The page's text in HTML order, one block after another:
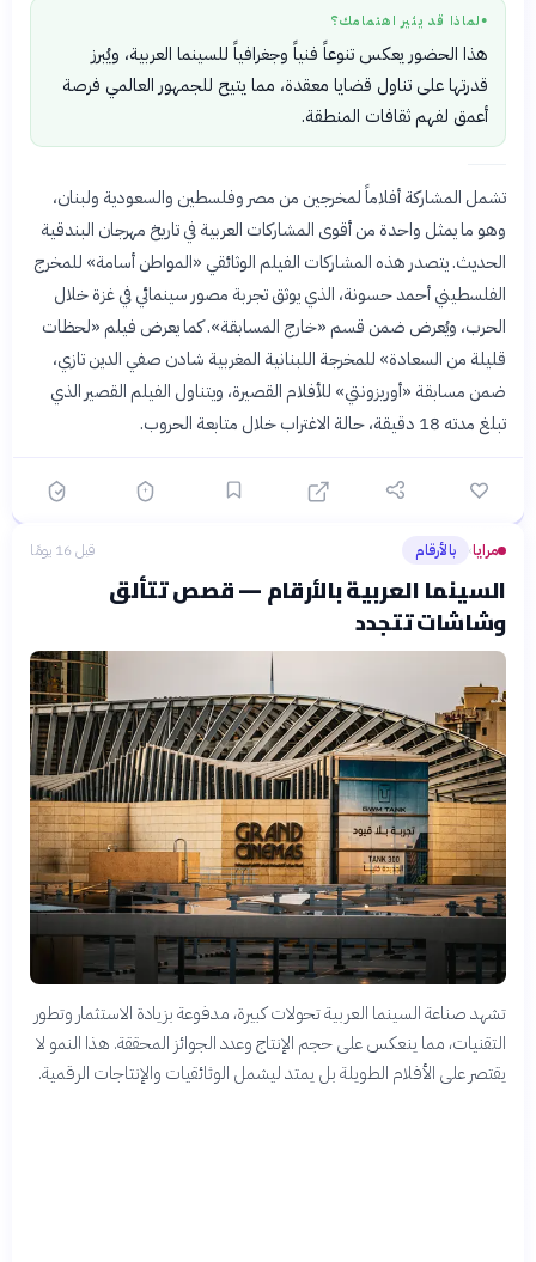
● لماذا قد يثير اهتمامك؟
هذا الحضور يعكس تنوعاً فنياً وجغرافياً للسينما العربية، ويُبرز
قدرتها على تناول قضايا معقدة، مما يتيح للجمهور العالمي فرصة
أعمق لفهم ثقافات المنطقة.
تشمل المشاركة أفلاماً لمخرجين من مصر وفلسطين والسعودية ولبنان،
وهو ما يمثل واحدة من أقوى المشاركات العربية في تاريخ مهرجان البندقية
الحديث. يتصدر هذه المشاركات الفيلم الوثائقي «المواطن أسامة» للمخرج
الفلسطيني أحمد حسونة، الذي يوثق تجربة مصور سينمائي في غزة خلال
الحرب، ويُعرض ضمن قسم «خارج المسابقة». كما يعرض فيلم «لحظات
قليلة من السعادة» للمخرجة اللبنانية المغربية شادن صفي الدين تازي،
ضمن مسابقة «أوريزونتي» للأفلام القصيرة، ويتناول الفيلم القصير الذي
تبلغ مدته 18 دقيقة، حالة الاغتراب خلال متابعة الحروب.
مرايا› بالأرقام قبل 16 يومًا
السينما العربية بالأرقام — قصص تتألق
وشاشات تتجدد
تشهد صناعة السينما العربية تحولات كبيرة، مدفوعة بزيادة الاستثمار وتطور
التقنيات، مما ينعكس على حجم الإنتاج وعدد الجوائز المحققة. هذا النمو لا
يقتصر على الأفلام الطويلة بل يمتد ليشمل الوثائقيات والإنتاجات الرقمية.